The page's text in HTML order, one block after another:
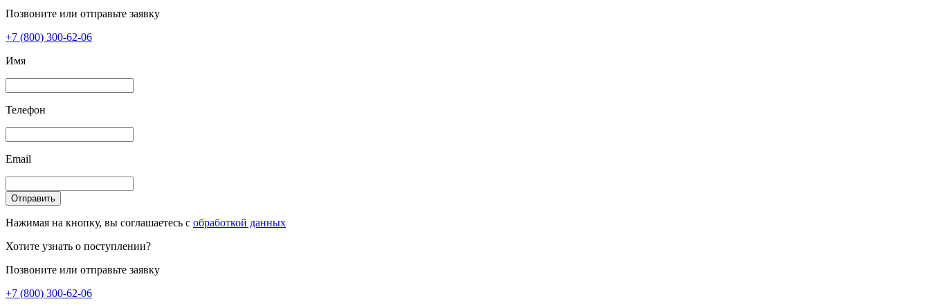
Позвоните или отправьте заявку
+7 (800) 300-62-06
Имя
Телефон
Email
Отправить
Нажимая на кнопку, вы соглашаетесь с обработкой данных
Хотите узнать о поступлении?
Позвоните или отправьте заявку
+7 (800) 300-62-06